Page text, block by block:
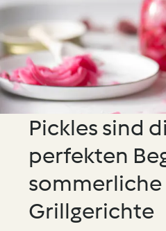
Pickles sind
perfekten
sommerliche
Grillgerichte